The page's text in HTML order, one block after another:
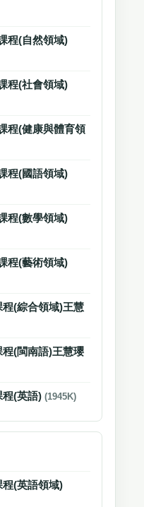
程(自然領域)
程(社會領域)
程(健康與體育領
程(國語領域)
程(數學領域)
程(藝術領域)
(綜合領域)王慧
(閩南語)王慧瓔
程(英語) (1945K)
(英語領域)